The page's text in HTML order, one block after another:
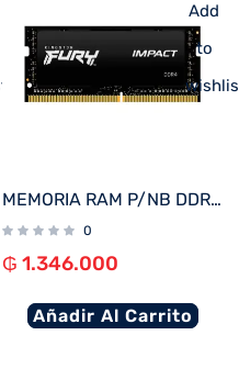
Add
to
MEMORIA RAM P/NB DDR4 16GB 3200 KINGSTON FURY IMPACT KF432S20IB/16
0
₲ 1.346.000
Añadir Al Carrito